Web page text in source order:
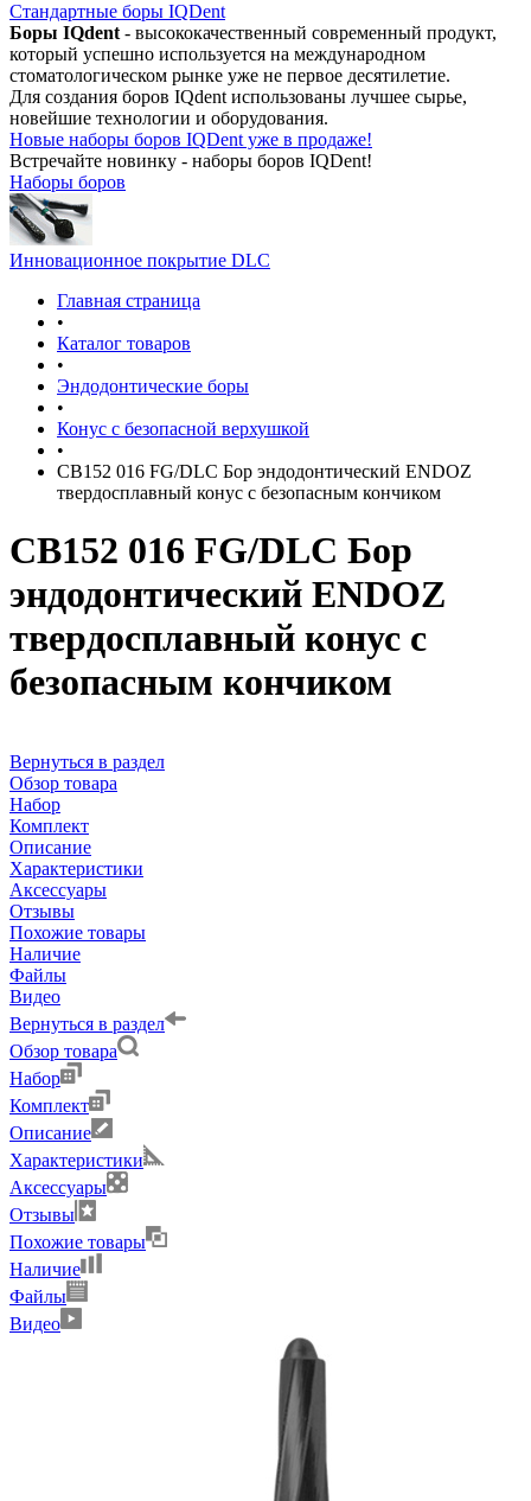
Стандартные боры IQDent
Боры IQdent - высококачественный современный продукт,
который успешно используется на международном
стоматологическом рынке уже не первое десятилетие.
Для создания боров IQdent использованы лучшее сырье,
новейшие технологии и оборудования.
Новые наборы боров IQDent уже в продаже!
Встречайте новинку - наборы боров IQDent!
Наборы боров
Инновационное покрытие DLC
Главная страница
•
Каталог товаров
•
Эндодонтические боры
•
Конус с безопасной верхушкой
•
CB152 016 FG/DLC Бор эндодонтический ENDOZ
твердосплавный конус с безопасным кончиком
CB152 016 FG/DLC Бор
эндодонтический ENDOZ
твердосплавный конус с
безопасным кончиком
Вернуться в раздел
Обзор товара
Набор
Комплект
Описание
Характеристики
Аксессуары
Отзывы
Похожие товары
Наличие
Файлы
Видео
Вернуться в раздел
Обзор товара
Набор
Комплект
Описание
Характеристики
Аксессуары
Отзывы
Похожие товары
Наличие
Файлы
Видео